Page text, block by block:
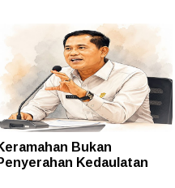
Bukan
Kedaulatan